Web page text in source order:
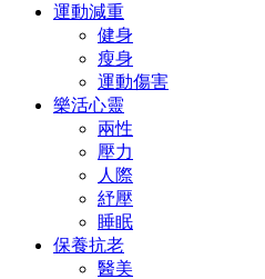
運動減重
健身
瘦身
運動傷害
樂活心靈
兩性
壓力
人際
紓壓
睡眠
保養抗老
醫美